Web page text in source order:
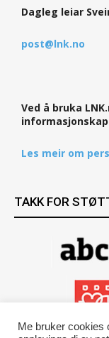
Dagleg leiar
post@lnk.no
Ved å bruka
Les meir om
TAKK FOR
Me bruker cookies